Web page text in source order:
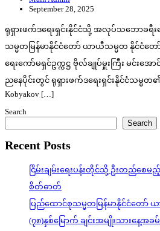
September 28, 2025
ရုရှားဖက်ဒရေးရှင်းနိုင်ငံသို့ အလုပ်သဘောခရီ
သမ္မတမြန်မာနိုင်ငံတော် ယာယီသမ္မတ နိုင်ငံတေ
ရေးကော်မရှင်ဥက္ကဋ္ဌ ဗိုလ်ချုပ်မှူးကြီး မင်း
ညနေပိုင်းတွင် ရုရှားဖက်ဒရေးရှင်းနိုင်ငံသမ္မတ၏
Kobyakov […]
Search
Search
Recent Posts
ငြိမ်းချမ်းရေးပန်းတိုင်သို့ ဦးတည်စေ
စိတ်ဓာတ်
ပြည်ထောင်စုသမ္မတမြန်မာနိုင်ငံတော်
(၇၈)နှစ်မြောက် ချင်းအမျိုးသားနေ့အ